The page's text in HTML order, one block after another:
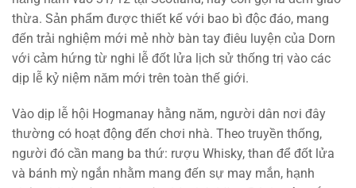
thừa. Sản phẩm được thiết kế với bao bì độc đáo, mang
đến trải nghiệm mới mẻ nhờ bàn tay điêu luyện của Dorn
với cảm hứng từ nghi lễ đốt lửa lịch sử thống trị vào các
dịp lễ kỷ niệm năm mới trên toàn thế giới.
Vào dịp lễ hội Hogmanay hằng năm, người dân nơi đây
thường có hoạt động đến chơi nhà. Theo truyền thống,
người đó cần mang ba thứ: rượu Whisky, than để đốt lửa
và bánh mỳ ngắn nhằm mang đến sự may mắn, hạnh